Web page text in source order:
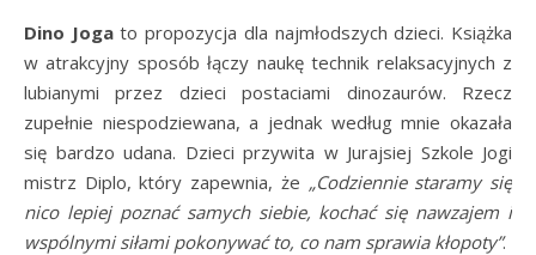
Dino Jogato propozycja dla najmłodszych dzieci. Książka
w atrakcyjny sposób łączy naukę technik relaksacyjnych z
lubianymi przez dzieci postaciami dinozaurów. Rzecz
zupełnie niespodziewana, a jednak według mnie okazała
się bardzo udana. Dzieci przywita w Jurajsiej Szkole Jogi
mistrz Diplo, który zapewnia, że „Codziennie staramy się
nico lepiej poznać samych siebie, kochać się nawzajem i
wspólnymi siłami pokonywać to, co nam sprawia kłopoty”.